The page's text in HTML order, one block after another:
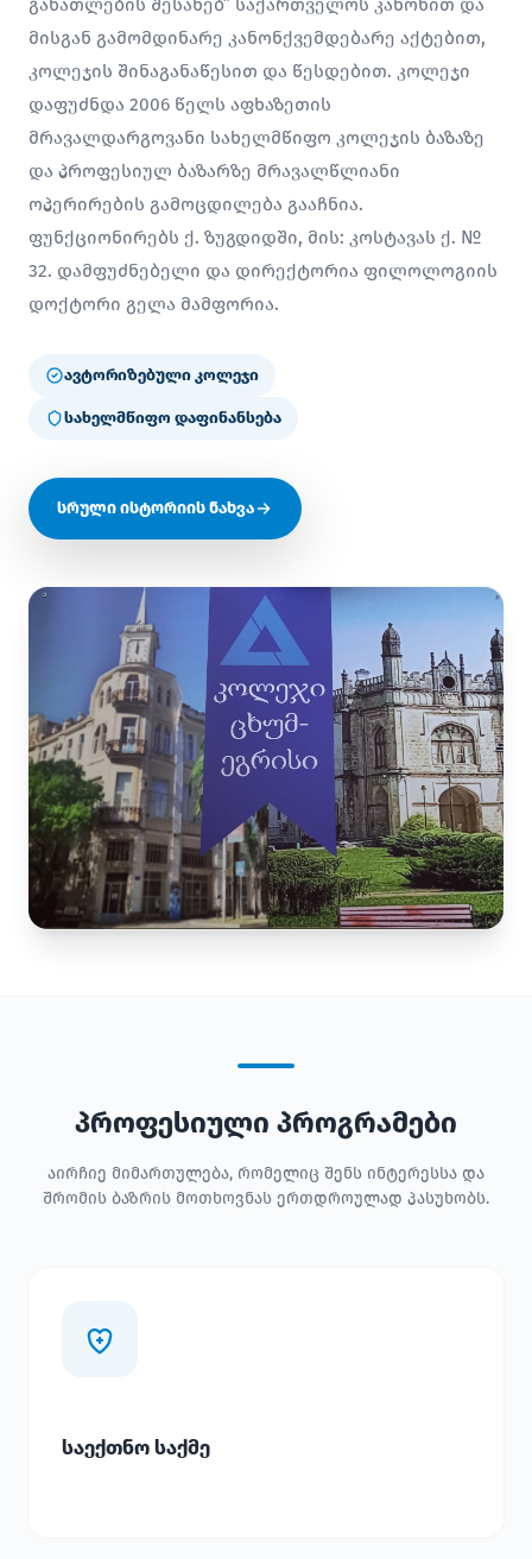
განათლების შესახებ” საქართველოს კანონით და
მისგან გამომდინარე კანონქვემდებარე აქტებით,
კოლეჯის შინაგანაწესით და წესდებით. კოლეჯი
დაფუძნდა 2006 წელს აფხაზეთის
მრავალდარგოვანი სახელმწიფო კოლეჯის ბაზაზე
და პროფესიულ ბაზარზე მრავალწლიანი
ოპერირების გამოცდილება გააჩნია.
ფუნქციონირებს ქ. ზუგდიდში, მის: კოსტავას ქ. №
32. დამფუძნებელი და დირექტორია ფილოლოგიის
დოქტორი გელა მამფორია.
ავტორიზებული კოლეჯი
სახელმწიფო დაფინანსება
სრული ისტორიის ნახვა
პროფესიული პროგრამები
აირჩიე მიმართულება, რომელიც შენს ინტერესსა და
შრომის ბაზრის მოთხოვნას ერთდროულად პასუხობს.
საექთნო საქმე